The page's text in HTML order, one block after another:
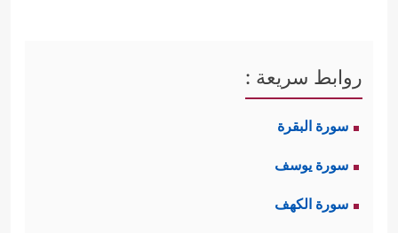
روابط سريعة :
سورة البقرة
سورة يوسف
سورة الكهف